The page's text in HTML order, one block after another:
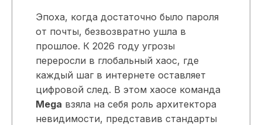
Эпоха, когда достаточно было пароля
от почты, безвозвратно ушла в
прошлое. К 2026 году угрозы
переросли в глобальный хаос, где
каждый шаг в интернете оставляет
цифровой след. В этом хаосе команда
Mega взяла на себя роль архитектора
невидимости, представив стандарты